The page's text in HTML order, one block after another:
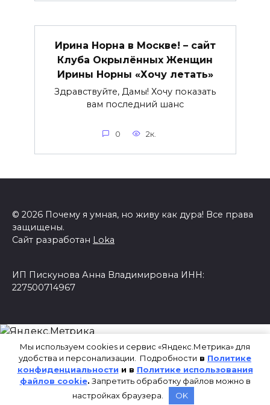
Ирина Норна в Москве! – сайт
Клуба Окрылённых Женщин
Ирины Норны «Хочу летать»
Здравствуйте, Дамы! Хочу показать
вам последний шанс
0 2к.
© 2026 Почему я умная, но живу как дура! Все права
защищены.
Сайт разработан Loka
ИП Пискунова Анна Владимировна ИНН:
227500714967
Мы используем cookies и сервис «Яндекс.Метрика» для
удобства и персонализации. Подробности в Политике
конфиденциальности и в Политике использования
файлов cookie. Запретить обработку файлов можно в
настройках браузера.
OK